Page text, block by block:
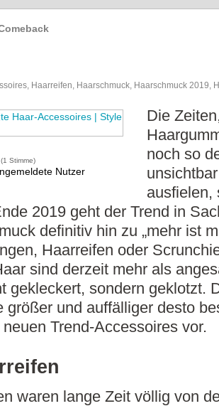
Haarreifen, Haarschmuck, Haarschmuck 2019,
(1 Stimme)
Die
noch so
ausfielen,
2019 geht der Trend in
definitiv hin zu „mehr ist
Haarreifen oder
sind derzeit mehr als
gekleckert, sondern geklotzt.
größer und auffälliger desto
Trend-Accessoires vor.
waren lange Zeit völlig von